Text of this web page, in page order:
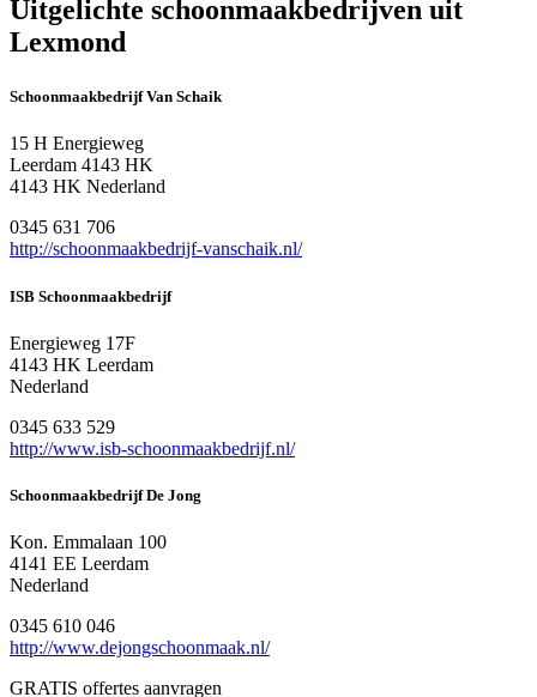
Uitgelichte schoonmaakbedrijven uit
Lexmond
Schoonmaakbedrijf Van Schaik
15 H Energieweg
Leerdam 4143 HK
4143 HK Nederland
0345 631 706
http://schoonmaakbedrijf-vanschaik.nl/
ISB Schoonmaakbedrijf
Energieweg 17F
4143 HK Leerdam
Nederland
0345 633 529
http://www.isb-schoonmaakbedrijf.nl/
Schoonmaakbedrijf De Jong
Kon. Emmalaan 100
4141 EE Leerdam
Nederland
0345 610 046
http://www.dejongschoonmaak.nl/
GRATIS offertes aanvragen